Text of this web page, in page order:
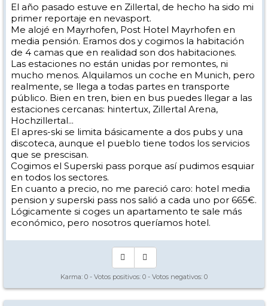
El año pasado estuve en Zillertal, de hecho ha sido mi
primer reportaje en nevasport.
Me alojé en Mayrhofen, Post Hotel Mayrhofen en
media pensión. Eramos dos y cogimos la habitación
de 4 camas que en realidad son dos habitaciones.
Las estaciones no están unidas por remontes, ni
mucho menos. Alquilamos un coche en Munich, pero
realmente, se llega a todas partes en transporte
público. Bien en tren, bien en bus puedes llegar a las
estaciones cercanas: hintertux, Zillertal Arena,
Hochzillertal...
El apres-ski se limita básicamente a dos pubs y una
discoteca, aunque el pueblo tiene todos los servicios
que se prescisan.
Cogimos el Superski pass porque así pudimos esquiar
en todos los sectores.
En cuanto a precio, no me pareció caro: hotel media
pension y superski pass nos salió a cada uno por 665€.
Lógicamente si coges un apartamento te sale más
económico, pero nosotros queríamos hotel.
Karma: 0 - Votos positivos: 0 - Votos negativos: 0